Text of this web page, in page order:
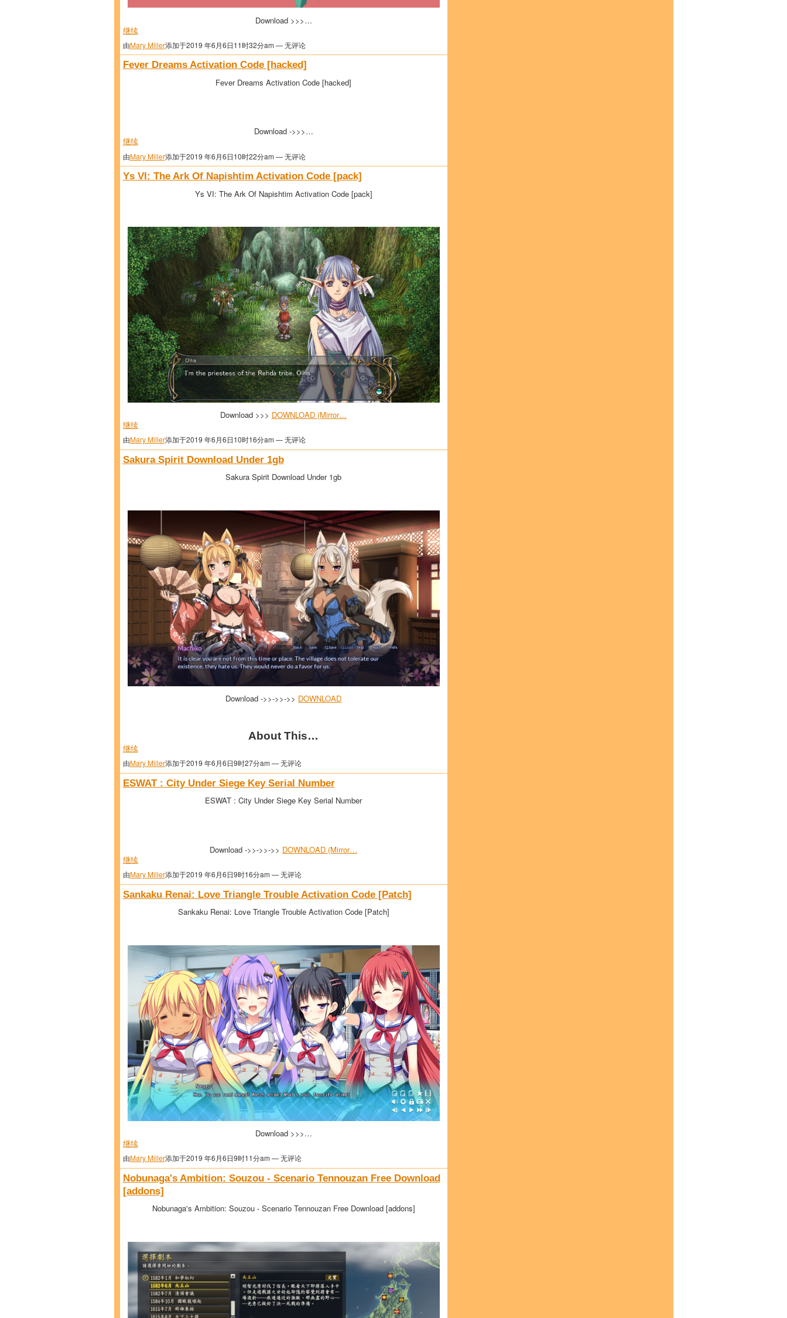
Download >>>…
继续
由Mary Miller添加于2019 年6月6日11时32分am — 无评论
Fever Dreams Activation Code [hacked]
Fever Dreams Activation Code [hacked]
Download ->>>…
继续
由Mary Miller添加于2019 年6月6日10时22分am — 无评论
Ys VI: The Ark Of Napishtim Activation Code [pack]
Ys VI: The Ark Of Napishtim Activation Code [pack]
Download >>> DOWNLOAD (Mirror…
继续
由Mary Miller添加于2019 年6月6日10时16分am — 无评论
Sakura Spirit Download Under 1gb
Sakura Spirit Download Under 1gb
Download ->>->>->> DOWNLOAD
About This…
继续
由Mary Miller添加于2019 年6月6日9时27分am — 无评论
ESWAT : City Under Siege Key Serial Number
ESWAT : City Under Siege Key Serial Number
Download ->>->>->> DOWNLOAD (Mirror…
继续
由Mary Miller添加于2019 年6月6日9时16分am — 无评论
Sankaku Renai: Love Triangle Trouble Activation Code [Patch]
Sankaku Renai: Love Triangle Trouble Activation Code [Patch]
Download >>>…
继续
由Mary Miller添加于2019 年6月6日9时11分am — 无评论
Nobunaga's Ambition: Souzou - Scenario Tennouzan Free Download
[addons]
Nobunaga's Ambition: Souzou - Scenario Tennouzan Free Download [addons]